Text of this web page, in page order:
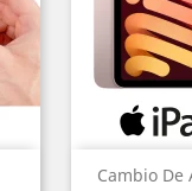
Cambio De
